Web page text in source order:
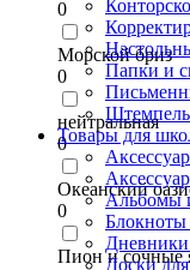
0
Морской бриз
0
нейтральная
0
Океанский
0
Пион и сочные
Папки и
Товары для
Альбомы
Дневники
Доски